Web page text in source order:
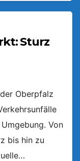
Sturz
Oberpfalz
Von
bis hin zu